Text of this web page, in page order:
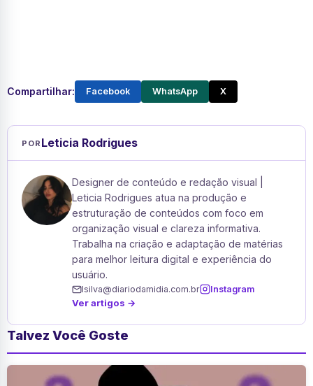
Compartilhar: Facebook WhatsApp X
POR Leticia Rodrigues
Designer de conteúdo e redação visual |
Leticia Rodrigues atua na produção e
estruturação de conteúdos com foco em
organização visual e clareza informativa.
Trabalha na criação e adaptação de matérias
para melhor leitura digital e experiência do
usuário.
lsilva@diariodamidia.com.br Instagram
Ver artigos →
Talvez Você Goste